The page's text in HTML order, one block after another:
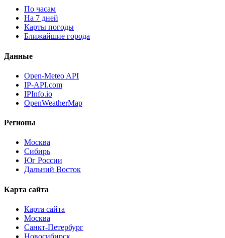
По часам
На 7 дней
Карты погоды
Ближайшие города
Данные
Open-Meteo API
IP-API.com
IPInfo.io
OpenWeatherMap
Регионы
Москва
Сибирь
Юг России
Дальний Восток
Карта сайта
Карта сайта
Москва
Санкт-Петербург
Новосибирск